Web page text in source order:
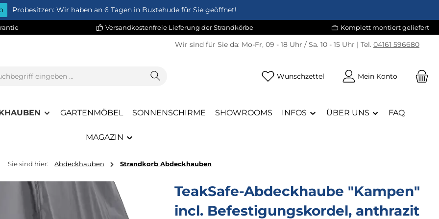
Probesitzen: Wir haben an 6 Tagen in Buxtehude für Sie geöffnet!
Versandkostenfreie Lieferung der Strandkörbe Komplett montiert geliefert
Wir sind für Sie da: Mo-Fr, 09 - 18 Uhr / Sa. 10 - 15 Uhr | Tel. 04161 596680
Wunschzettel Du hast 0 Produkte auf dem
Mein Konto
GARTENMÖBEL SONNENSCHIRME SHOWROOMS INFOS ÜBER UNS FAQ
MAGAZIN
Sie sind hier: Abdeckhauben Strandkorb Abdeckhauben
TeakSafe-Abdeckhaube "Kampen"
incl. Befestigungskordel, anthrazit